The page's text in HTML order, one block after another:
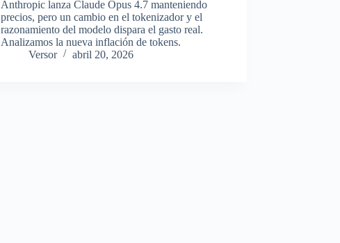
Anthropic lanza Claude Opus 4.7 manteniendo
precios, pero un cambio en el tokenizador y el
razonamiento del modelo dispara el gasto real.
Analizamos la nueva inflación de tokens.
Versor
abril 20, 2026